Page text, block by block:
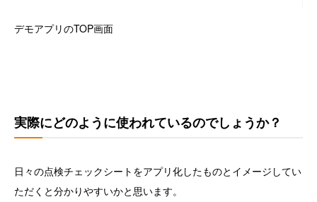
デモアプリのTOP画面
実際にどのように使われているのでしょうか？
日々の点検チェックシートをアプリ化したものとイメージしてい
ただくと分かりやすいかと思います。